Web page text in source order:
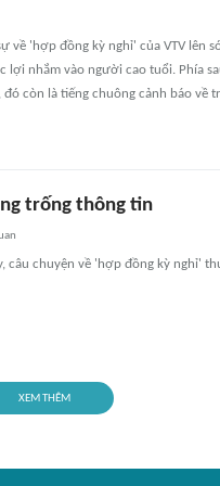
về 'hợp đồng kỳ nghỉ' của VTV lên
lợi nhắm vào người cao tuổi. Phía
đó còn là tiếng chuông cảnh báo về
trống thông tin
câu chuyện về 'hợp đồng kỳ nghỉ'
XEM THÊM